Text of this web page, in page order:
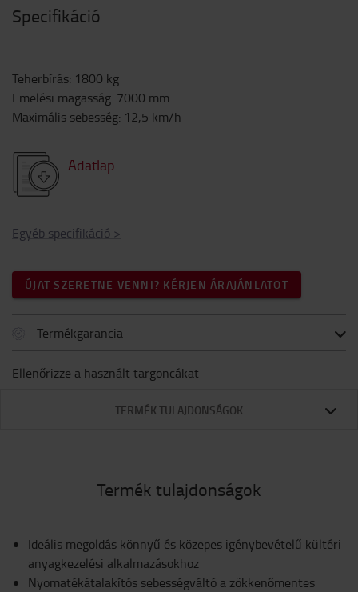
Specifikáció
Teherbírás: 1800 kg
Emelési magasság: 7000 mm
Maximális sebesség: 12,5 km/h
Adatlap
Egyéb specifikáció >
ÚJAT SZERETNE VENNI? KÉRJEN ÁRAJÁNLATOT
Termékgarancia
Ellenőrizze a használt targoncákat
TERMÉK TULAJDONSÁGOK
Termék tulajdonságok
Ideális megoldás könnyű és közepes igénybevételű kültéri
anyagkezelési alkalmazásokhoz
Nyomatékátalakítós sebességváltó a zökkenőmentes